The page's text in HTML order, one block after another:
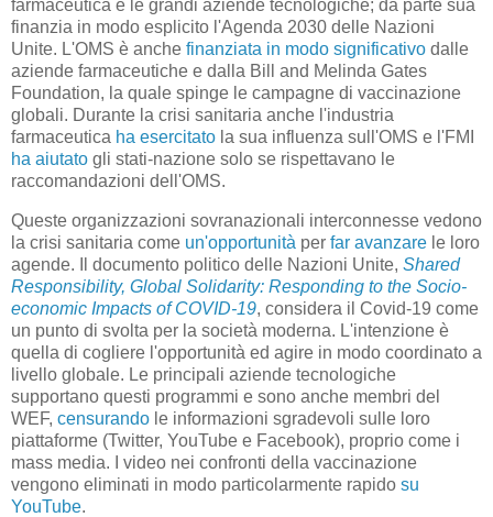
farmaceutica e le grandi aziende tecnologiche; da parte sua
finanzia in modo esplicito l'Agenda 2030 delle Nazioni
Unite. L'OMS è anche finanziata in modo significativo dalle
aziende farmaceutiche e dalla Bill and Melinda Gates
Foundation, la quale spinge le campagne di vaccinazione
globali. Durante la crisi sanitaria anche l'industria
farmaceutica ha esercitato la sua influenza sull'OMS e l'FMI
ha aiutato gli stati-nazione solo se rispettavano le
raccomandazioni dell'OMS.
Queste organizzazioni sovranazionali interconnesse vedono
la crisi sanitaria come un'opportunità per far avanzare le loro
agende. Il documento politico delle Nazioni Unite, Shared
Responsibility, Global Solidarity: Responding to the Socio-
economic Impacts of COVID-19, considera il Covid-19 come
un punto di svolta per la società moderna. L'intenzione è
quella di cogliere l'opportunità ed agire in modo coordinato a
livello globale. Le principali aziende tecnologiche
supportano questi programmi e sono anche membri del
WEF, censurando le informazioni sgradevoli sulle loro
piattaforme (Twitter, YouTube e Facebook), proprio come i
mass media. I video nei confronti della vaccinazione
vengono eliminati in modo particolarmente rapido su
YouTube.